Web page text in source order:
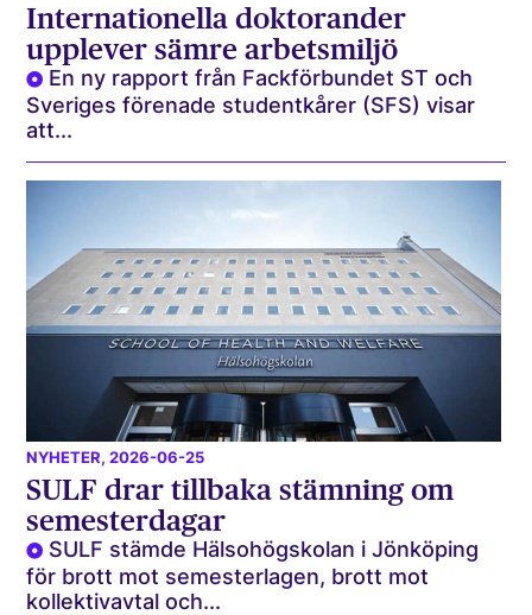
Internationella doktorander
upplever sämre arbetsmiljö
En ny rapport från Fackförbundet ST och
Sveriges förenade studentkårer (SFS) visar
att...
NYHETER, 2026-06-25
SULF drar tillbaka stämning om
semesterdagar
SULF stämde Hälsohögskolan i Jönköping
för brott mot semesterlagen, brott mot
kollektivavtal och...